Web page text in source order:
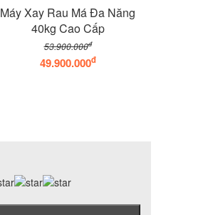
Máy Xay Rau Má Đa Năng
40kg Cao Cấp
53.900.000đ
49.900.000đ